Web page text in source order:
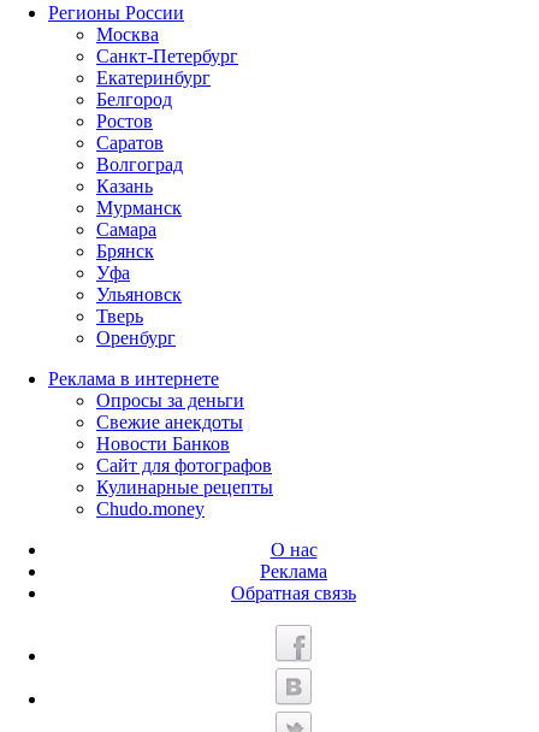
Регионы России
Москва
Санкт-Петербург
Екатеринбург
Белгород
Ростов
Саратов
Волгоград
Казань
Мурманск
Самара
Брянск
Уфа
Ульяновск
Тверь
Оренбург
Реклама в интернете
Опросы за деньги
Свежие анекдоты
Новости Банков
Сайт для фотографов
Кулинарные рецепты
Chudo.money
О нас
Реклама
Обратная связь